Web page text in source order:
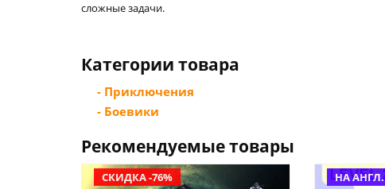
сложные задачи.
Категории товара
- Приключения
- Боевики
Рекомендуемые товары
СКИДКА -76% НА АНГЛ.